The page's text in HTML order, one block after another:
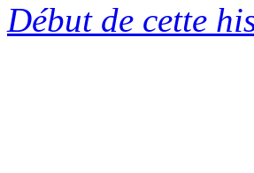
Début de cette